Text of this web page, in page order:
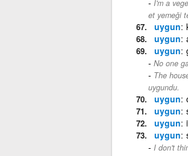
I'm a
et yemeği
uygun
uygun
uygun
No one
The
uygundu.
uygun
uygun
uygun
uygun
I don't